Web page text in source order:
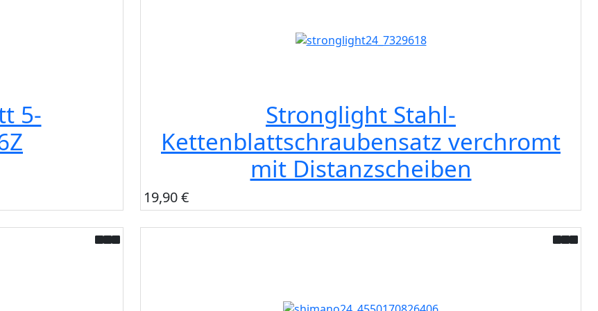
5-
Stronglight Stahl-
Kettenblattschraubensatz verchromt
mit Distanzscheiben
19,90 €